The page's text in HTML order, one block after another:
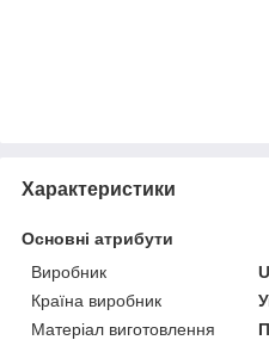
Характеристики
Основні атрибути
Виробник
Країна виробник
Матеріал виготовлення